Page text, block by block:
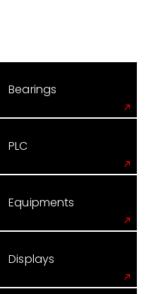
Bearings
PLC
Equipments
Displays